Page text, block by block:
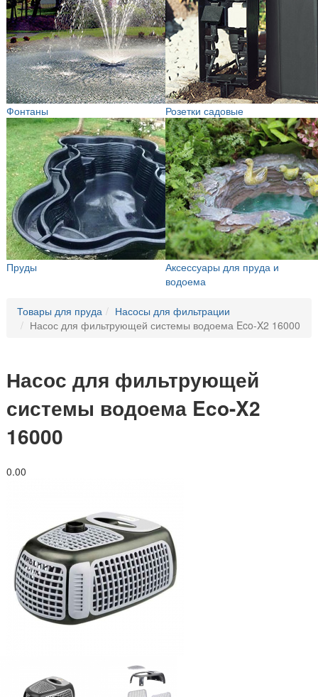
Фонтаны Розетки садовые
Пруды
Аксессуары для пруда и
водоема
Товары для пруда
Насосы для фильтрации
Насос для фильтрующей системы водоема Eco-X2 16000
Насос для фильтрующей
системы водоема Eco-X2
16000
0.00